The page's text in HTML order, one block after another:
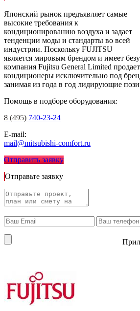
Японский рынок предъявляет самые
высокие требования к
кондиционированию воздуха и задает
тенденции моды и стандарты во всей
индустрии. Поскольку FUJITSU
является мировым брендом и имеет
компания Fujitsu General Limited
кондиционеры исключительно под
занимая из года в год лидирующие
Помощь в подборе оборудования:
8 (495) 740-23-24
E-mail:
mail@mitsubishi-comfort.ru
Отправить заявку
Отправьте заявку